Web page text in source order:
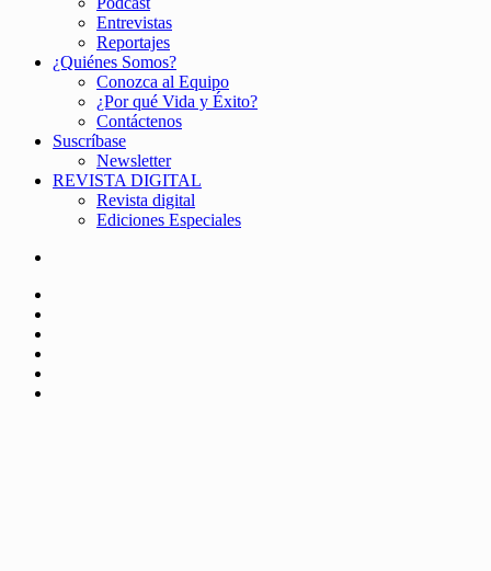
Entrevistas
Reportajes
¿Quiénes Somos?
Conozca al Equipo
¿Por qué Vida y Éxito?
Contáctenos
Suscríbase
Newsletter
REVISTA DIGITAL
Revista digital
Ediciones Especiales